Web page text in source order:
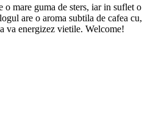
o mare guma de sters, iar in suflet o
are o aroma subtila de cafea cu,
va energizez vietile. Welcome!